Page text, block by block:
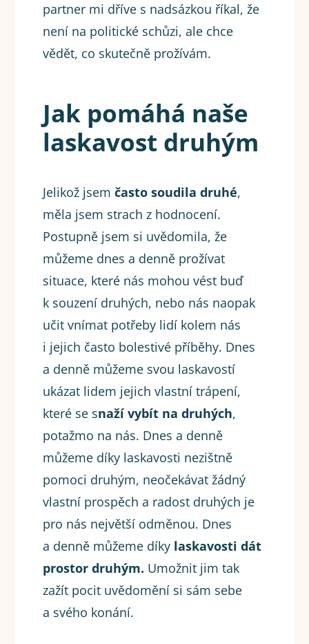
partner mi dříve s nadsázkou říkal, že
není na politické schůzi, ale chce
vědět, co skutečně prožívám.
Jak pomáhá naše
laskavost druhým
Jelikož jsemčasto soudila druhé,
měla jsem strach z hodnocení.
Postupně jsem si uvědomila, že
můžeme dnes a denně prožívat
situace, které nás mohou vést buď
k souzení druhých, nebo nás naopak
učit vnímat potřeby lidí kolem nás
i jejich často bolestivé příběhy. Dnes
a denně můžeme svou laskavostí
ukázat lidem jejich vlastní trápení,
které se snaží vybít na druhých,
potažmo na nás. Dnes a denně
můžeme díky laskavosti nezištně
pomoci druhým, neočekávat žádný
vlastní prospěch a radost druhých je
pro nás největší odměnou. Dnes
a denně můžeme díky laskavosti dát
prostor druhým. Umožnit jim tak
zažít pocit uvědomění si sám sebe
a svého konání.